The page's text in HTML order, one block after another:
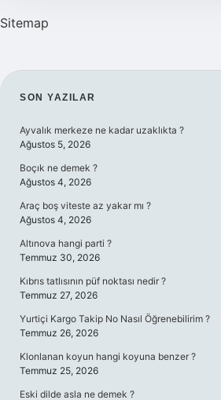
Sitemap
SIDEBAR
SON YAZILAR
Ayvalık merkeze ne kadar uzaklıkta ?
Ağustos 5, 2026
Boçık ne demek ?
Ağustos 4, 2026
Araç boş viteste az yakar mı ?
Ağustos 4, 2026
Altınova hangi parti ?
Temmuz 30, 2026
Kıbrıs tatlısının püf noktası nedir ?
Temmuz 27, 2026
Yurtiçi Kargo Takip No Nasıl Öğrenebilirim ?
Temmuz 26, 2026
Klonlanan koyun hangi koyuna benzer ?
Temmuz 25, 2026
Eski dilde asla ne demek ?